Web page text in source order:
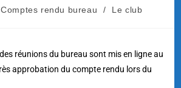
Comptes rendu bureau / Le club
réunions du bureau sont mis en ligne au
approbation du compte rendu lors du